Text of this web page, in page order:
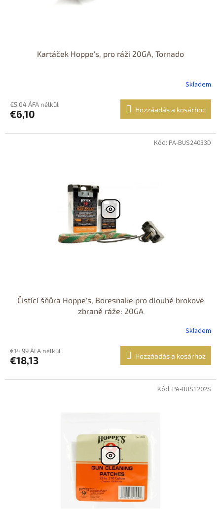
Kartáček Hoppe's, pro ráži 20GA, Tornado
Skladem
€5,04 ÁFA nélkül
€6,10 Hozzáadás a kosárhoz
Čistící šňůra Hoppe's, Boresnake pro dlouhé brokové
zbraně ráže: 20GA
Skladem
€14,99 ÁFA nélkül
€18,13 Hozzáadás a kosárhoz
Kód: PA-BUS24033D
Kód: PA-BUS1202S